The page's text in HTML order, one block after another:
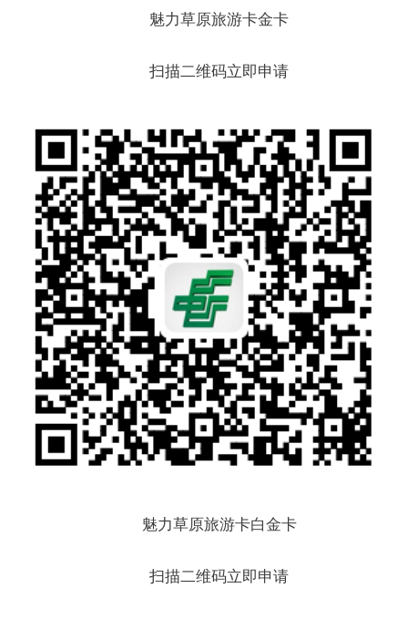
魅力草原旅游卡金卡
扫描二维码立即申请
魅力草原旅游卡白金卡
扫描二维码立即申请